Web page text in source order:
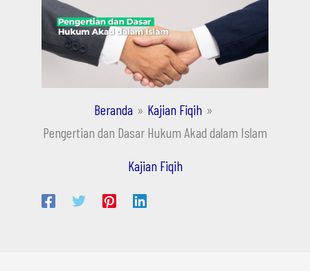
Beranda
Kajian Fiqih
Pengertian dan Dasar Hukum Akad dalam Islam
Kajian Fiqih